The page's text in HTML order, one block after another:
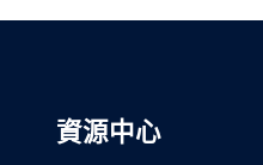
資源中心